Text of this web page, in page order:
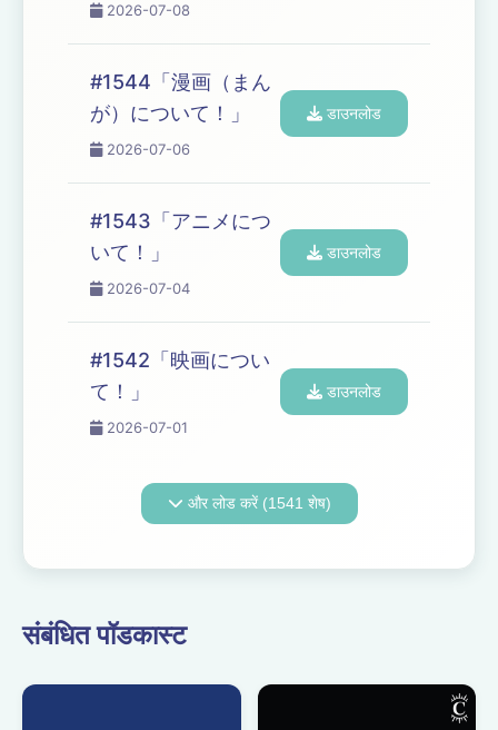
2026-07-08
#1544「漫画（まん
が）について！」
2026-07-06
डाउनलोड
#1543「アニメにつ
いて！」
2026-07-04
डाउनलोड
#1542「映画につい
て！」
2026-07-01
डाउनलोड
और लोड करें (1541 शेष)
संबंधित पॉडकास्ट